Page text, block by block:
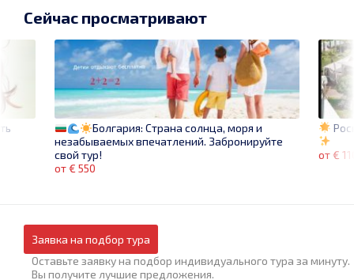
от €
Сейчас просматривают
Болгария: Страна солнца, моря и
незабываемых впечатлений. Забронируйте
свой тур!
от € 550
Заявка на подбор тура
Оставьте заявку на подбор индивидуального тура за минуту.
Вы получите лучшие предложения.